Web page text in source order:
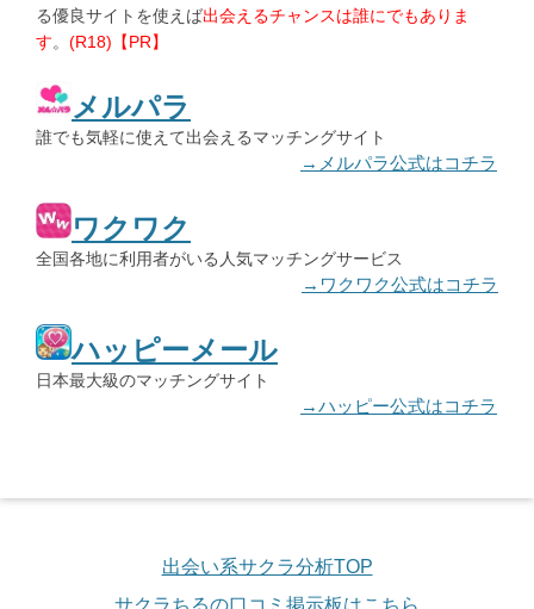
る優良サイトを使えば出会えるチャンスは誰にでもありま
す。 (R18)【PR】
メルパラ
誰でも気軽に使えて出会えるマッチングサイト
→メルパラ公式はコチラ
ワクワク
全国各地に利用者がいる人気マッチングサービス
→ワクワク公式はコチラ
ハッピーメール
日本最大級のマッチングサイト
→ハッピー公式はコチラ
出会い系サクラ分析TOP
サクラちるの口コミ掲示板はこちら